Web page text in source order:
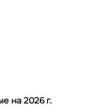
на 2026 г.